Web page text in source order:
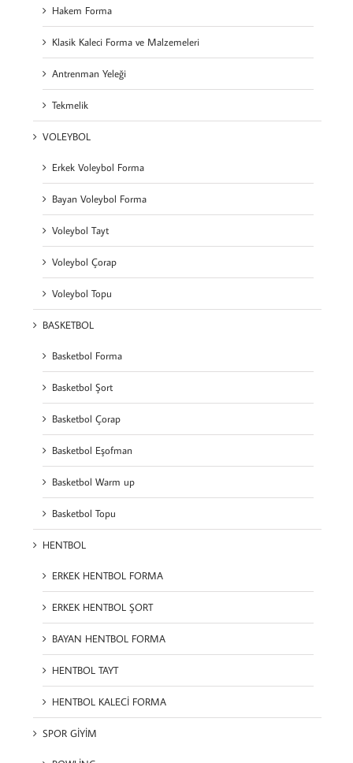
Hakem Forma
Klasik Kaleci Forma ve Malzemeleri
Antrenman Yeleği
Tekmelik
VOLEYBOL
Erkek Voleybol Forma
Bayan Voleybol Forma
Voleybol Tayt
Voleybol Çorap
Voleybol Topu
BASKETBOL
Basketbol Forma
Basketbol Şort
Basketbol Çorap
Basketbol Eşofman
Basketbol Warm up
Basketbol Topu
HENTBOL
ERKEK HENTBOL FORMA
ERKEK HENTBOL ŞORT
BAYAN HENTBOL FORMA
HENTBOL TAYT
HENTBOL KALECİ FORMA
SPOR GİYİM